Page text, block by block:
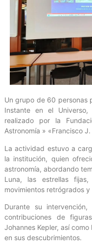
Un grupo de 60 personas
Instante en el Universo,
realizado por la
Astronomía » «Francisco
La actividad estuvo a
la institución, quien
astronomía, abordando
Luna, las estrellas
movimientos retrógrados
Durante su
contribuciones de
Johannes Kepler, así
en sus descubrimientos.